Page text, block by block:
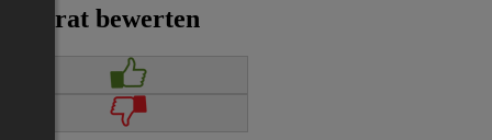
Inserat bewerten